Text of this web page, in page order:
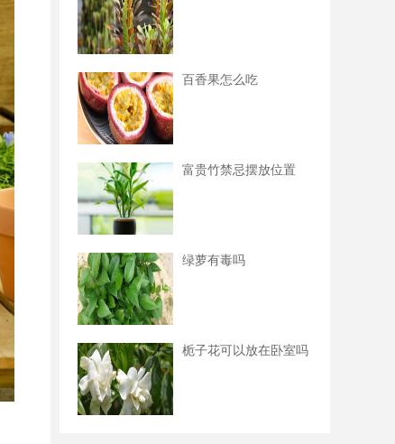
百香果怎么吃
富贵竹禁忌摆放位置
绿萝有毒吗
栀子花可以放在卧室吗